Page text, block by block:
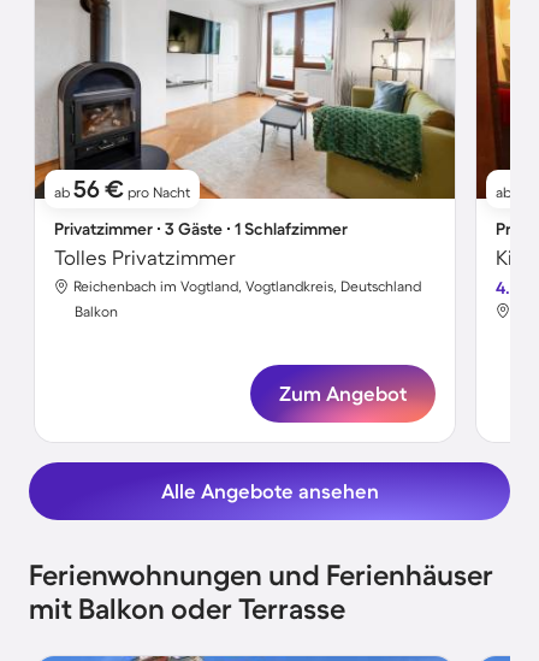
ab 56 € pro Nacht
Privatzimmer ∙ 3 Gäste ∙ 1 Schlafzimmer
Tolles Privatzimmer
Reichenbach im Vogtland, Vogtlandkreis, Deutschland
Balkon
Zum Angebot
ab
4.7
Alle Angebote ansehen
Ferienwohnungen und Ferienhäuser
mit Balkon oder Terrasse